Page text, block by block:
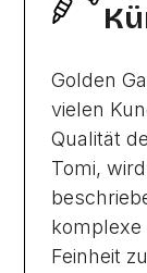
Golden
vielen
Qualität
Tomi,
komplexe
Feinheit